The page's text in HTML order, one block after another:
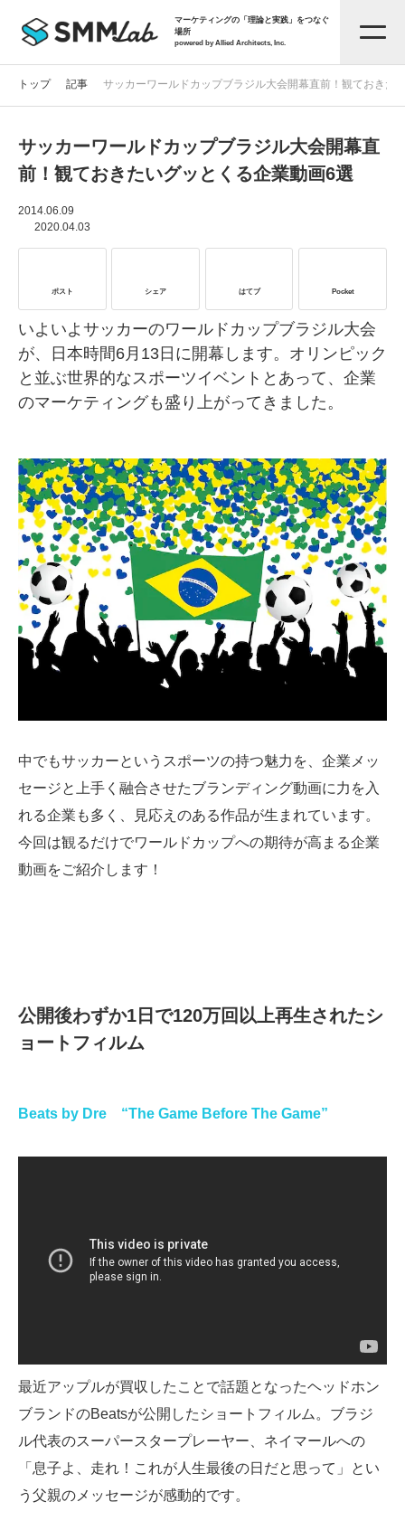
マーケティングの「理論と実践」をつなぐ
場所
powered by Allied Architects, Inc.
記事一覧
お役立ち資料
サービス資料
トップ 記事 サッカーワールドカップブラジル大会開幕直前！観ておきた
サッカーワールドカップブラジル大会開幕直
前！観ておきたいグッとくる企業動画6選
2014.06.09
2020.04.03
ポスト シェア はてブ Pocket
いよいよサッカーのワールドカップブラジル大会
が、日本時間6月13日に開幕します。オリンピック
と並ぶ世界的なスポーツイベントとあって、企業
のマーケティングも盛り上がってきました。
中でもサッカーというスポーツの持つ魅力を、企業メッ
セージと上手く融合させたブランディング動画に力を入
れる企業も多く、見応えのある作品が生まれています。
今回は観るだけでワールドカップへの期待が高まる企業
動画をご紹介します！
公開後わずか1日で120万回以上再生されたシ
ョートフィルム
Beats by Dre “The Game Before The Game”
最近アップルが買収したことで話題となったヘッドホン
ブランドのBeatsが公開したショートフィルム。ブラジ
ル代表のスーパースタープレーヤー、ネイマールへの
「息子よ、走れ！これが人生最後の日だと思って」とい
う父親のメッセージが感動的です。